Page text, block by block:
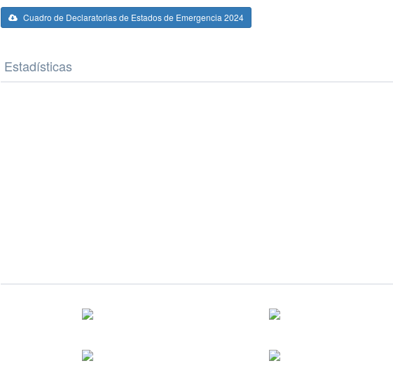
Cuadro de Declaratorias de Estados de Emergencia 2024
Estadísticas